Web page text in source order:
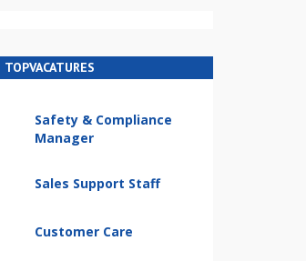
TOPVACATURES
Safety & Compliance
Manager
Sales Support Staff
Customer Care